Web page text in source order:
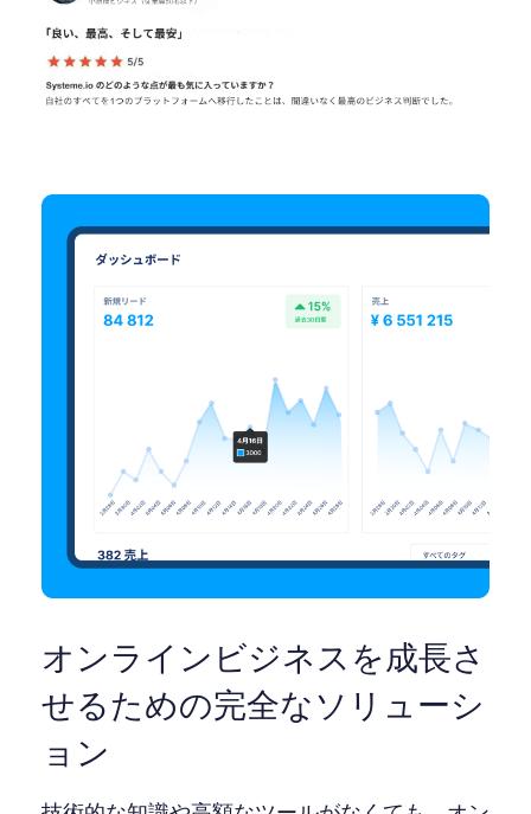
オンラインビジネスを成長さ
せるための完全なソリューシ
ョン